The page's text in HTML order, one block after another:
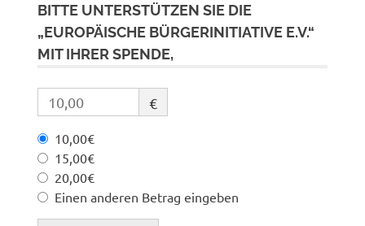
BITTE UNTERSTÜTZEN SIE DIE
„EUROPÄISCHE BÜRGERINITIATIVE E.V.“
MIT IHRER SPENDE,
€
10,00€
15,00€
20,00€
Einen anderen Betrag eingeben